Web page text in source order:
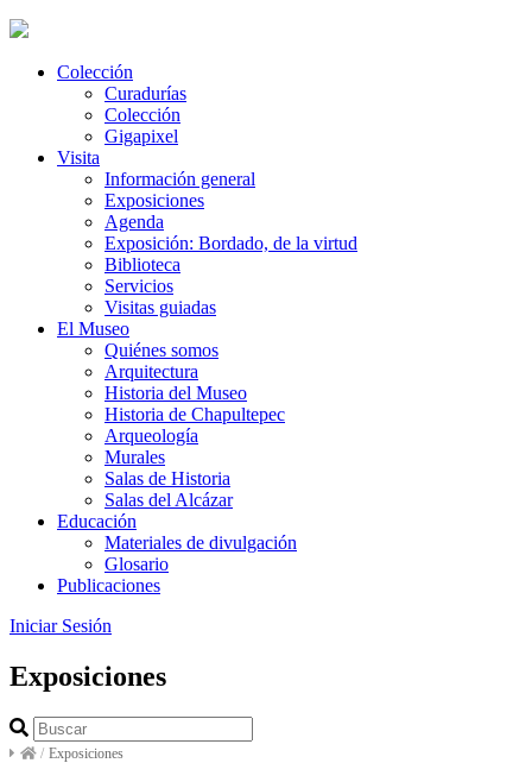
Colección
Curadurías
Colección
Gigapixel
Visita
Información general
Exposiciones
Agenda
Exposición: Bordado, de la virtud
Biblioteca
Servicios
Visitas guiadas
El Museo
Quiénes somos
Arquitectura
Historia del Museo
Historia de Chapultepec
Arqueología
Murales
Salas de Historia
Salas del Alcázar
Educación
Materiales de divulgación
Glosario
Publicaciones
Iniciar Sesión
Exposiciones
/ Exposiciones